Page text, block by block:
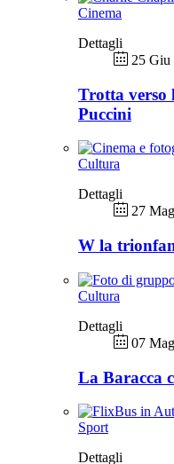
Cinema
Dettagli
25 Giu
Trotta verso
Puccini
Cultura
Dettagli
27
W la
Cultura
Dettagli
07
La Baracca
Sport
Dettagli